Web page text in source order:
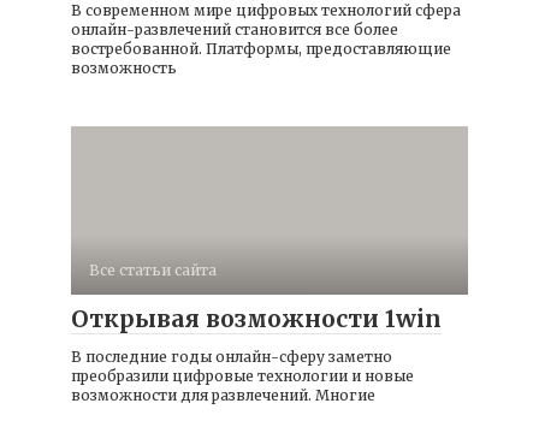
В современном мире цифровых технологий сфера
онлайн-развлечений становится все более
востребованной. Платформы, предоставляющие
возможность
Все статьи сайта
Открывая возможности 1win
В последние годы онлайн-сферу заметно
преобразили цифровые технологии и новые
возможности для развлечений. Многие